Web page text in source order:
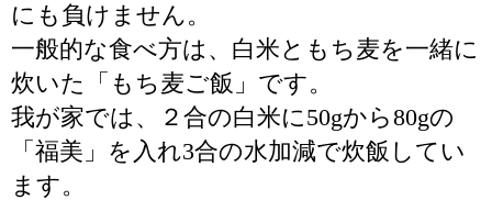
にも負けません。
一般的な食べ方は、白米ともち麦を一緒に
炊いた「もち麦ご飯」です。
我が家では、２合の白米に50gから80gの
「福美」を入れ3合の水加減で炊飯してい
ます。